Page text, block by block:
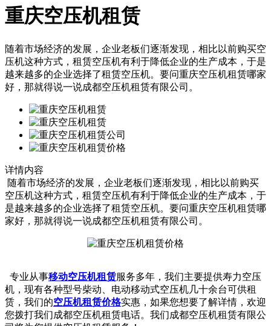
重庆空压机租赁
随着市场经济的发展，企业老板们逐渐发现，相比以前购买空
压机这种方式，租赁空压机有利于降低企业的生产成本，于是
越来越多的企业选择了租赁空压机。要问重庆空压机租赁哪家
好，那就得说一说成都空压机租赁有限公司。
详情内容
随着市场经济的发展，企业老板们逐渐发现，相比以前购买
空压机这种方式，租赁空压机有利于降低企业的生产成本，于
是越来越多的企业选择了租赁空压机。要问重庆空压机租赁哪
家好，那就得说一说成都空压机租赁有限公司。
专业从事移动空压机租赁服务多年，我们主要提供寿力空压
机，现有各种型号柴动、电动移动式空压机几十余台可供租
赁，我们的空压机租赁价格实惠，如果您想要了解详情，欢迎
您拨打我们成都空压机租赁电话。我们成都空压机租赁有限公